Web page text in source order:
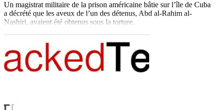
Un magistrat militaire de la prison américaine bâtie sur l’île de Cuba
a décrété que les aveux de l’un des détenus, Abd al-Rahim al-
Nashiri, avaient été obtenus sous la torture.